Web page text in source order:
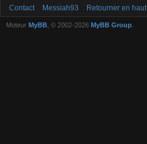
Contact Messiah93 Retourner en haut
Moteur MyBB , © 2002-2026 MyBB Group